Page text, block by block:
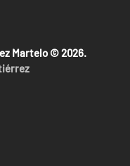
Martelo ©2026.